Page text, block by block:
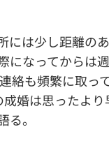
には少し距離の
になってからは
絡も頻繁に取っ
婚は思ったよ
る。